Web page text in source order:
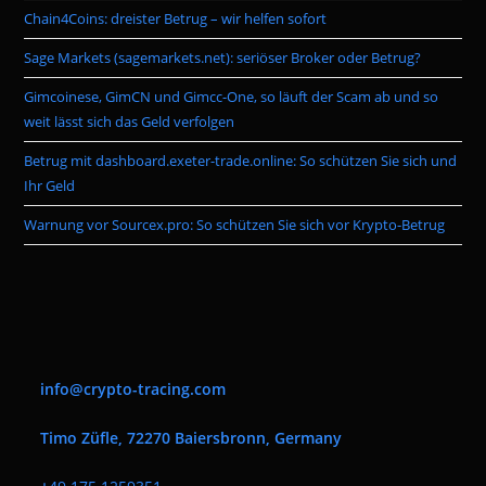
Chain4Coins: dreister Betrug – wir helfen sofort
Sage Markets (sagemarkets.net): seriöser Broker oder Betrug?
Gimcoinese, GimCN und Gimcc-One, so läuft der Scam ab und so
weit lässt sich das Geld verfolgen
Betrug mit dashboard.exeter-trade.online: So schützen Sie sich und
Ihr Geld
Warnung vor Sourcex.pro: So schützen Sie sich vor Krypto-Betrug
info@crypto-tracing.com
Timo Züfle, 72270 Baiersbronn, Germany